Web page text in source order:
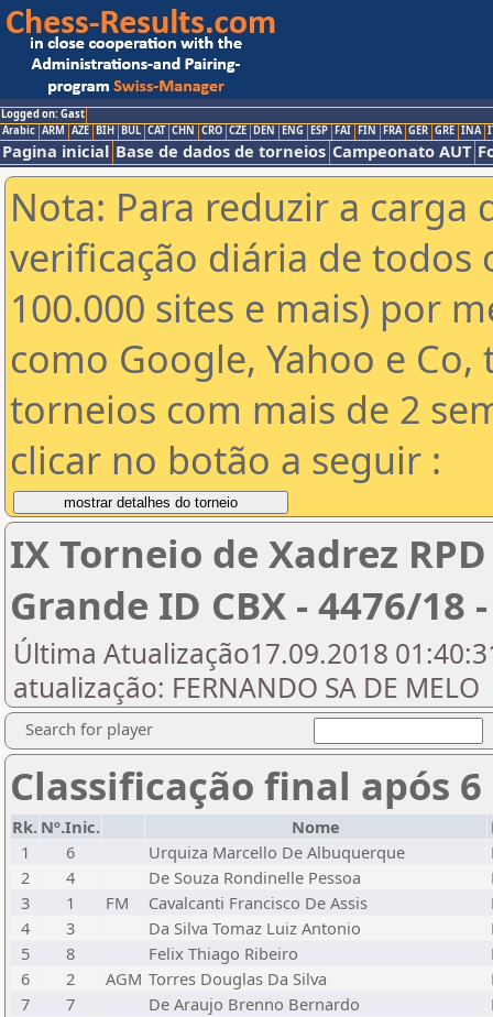
Logged on: Gast
Arabic ARM AZE BIH BUL CAT CHN CRO CZE DEN ENG ESP FAI FIN FRA GER GRE INA
Pagina inicial Base de dados de torneios Campeonato AUT
Nota: Para reduzir a carga
verificação diária de todos
100.000 sites e mais) por
como Google, Yahoo e
torneios com mais de 2
clicar no botão a seguir :
IX Torneio de Xadrez
Grande ID CBX - 4476/18
Última Atualização17.09.2018
atualização: FERNANDO SA DE MELO
Search for player
Classificação final após
Rk. Nº.Inic. Nome
1
6 Urquiza Marcello De Albuquerque
2
4 De Souza Rondinelle Pessoa
3
1 FM Cavalcanti Francisco De Assis
4
3 Da Silva Tomaz Luiz Antonio
5
8 Felix Thiago Ribeiro
6
2 AGM Torres Douglas Da Silva
7
7 De Araujo Brenno Bernardo